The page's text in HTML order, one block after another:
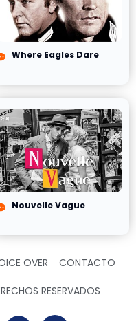
Where Eagles Dare
Nouvelle Vague
OVER CONTACTO
RESERVADOS